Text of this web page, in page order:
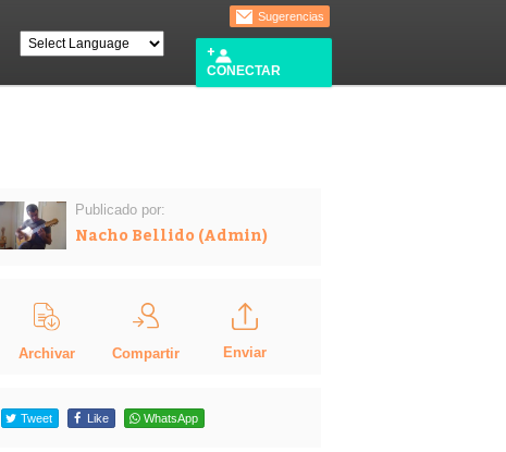
Sugerencias
CONECTAR
Publicado por:
Nacho Bellido (Admin)
Archivar Compartir Enviar
Tweet Like WhatsApp